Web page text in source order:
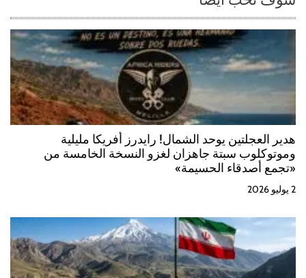
a
s
هدير العجلتين يوحد الشمال! رايدرز أفريكا مليلية
وموتوكلوب سبتة جاهزان لغزو النسخة الخامسة من
«تجمع أصدقاء الحسيمة»
2 يوليو 2026